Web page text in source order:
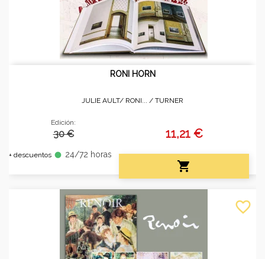
RONI HORN
JULIE AULT/ RONI... / TURNER
Edición:
30 €
+ descuentos fiber_manual_record 24/72 horas
11,21 €

favorite_border